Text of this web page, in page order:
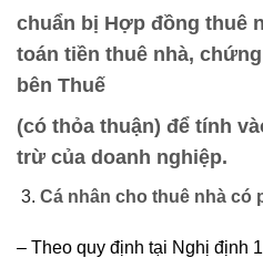
chuẩn bị Hợp đồng thuê
toán tiền thuê nhà,
bên Thuế
(có thỏa thuận) để tính
trừ của doanh nghiệp.
Cá nhân cho thuê nhà có
– Theo quy định tại Nghị định